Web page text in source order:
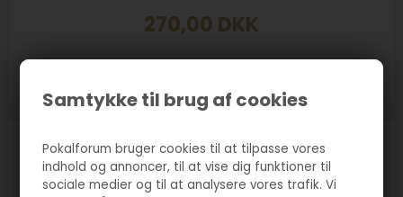
Samtykke til brug af cookies
Pokalforum bruger cookies til at tilpasse vores
indhold og annoncer, til at vise dig funktioner til
sociale medier og til at analysere vores trafik. Vi
270,00 DKK